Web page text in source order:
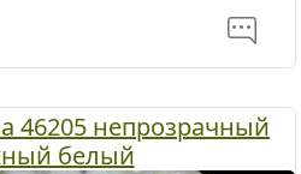
46205 непрозрачный
белый